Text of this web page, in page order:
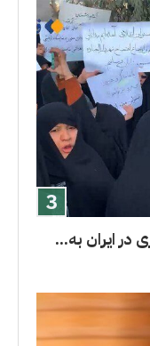
در ایران به...